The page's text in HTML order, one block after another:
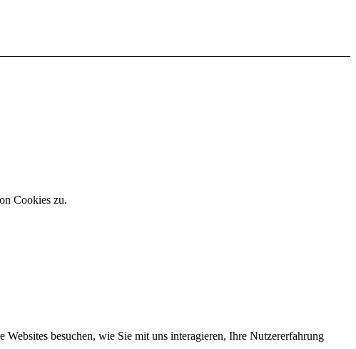
Cookies zu.
besuchen, wie Sie mit uns interagieren, Ihre Nutzererfahrung